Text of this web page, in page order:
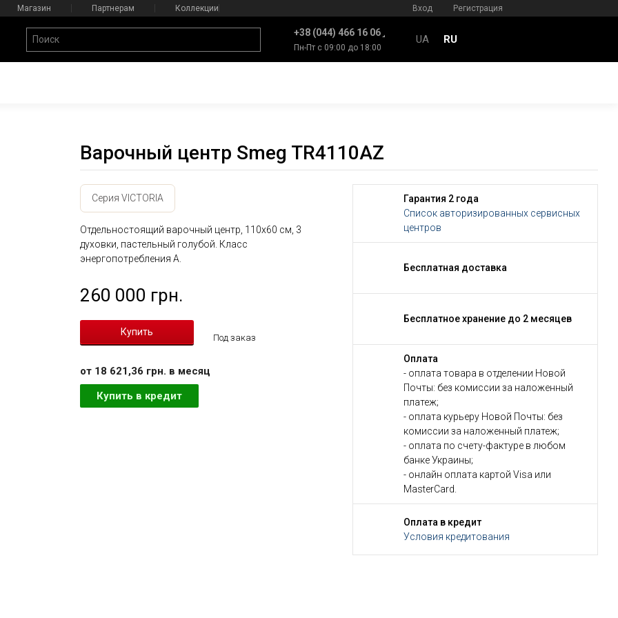
Магазин Партнерам Коллекции Вход Регистрация
+38 (044) 466 16 06
Пн-Пт с 09:00 до 18:00
UA RU
Варочный центр Smeg TR4110AZ
Серия VICTORIA
Отдельностоящий варочный центр, 110х60 см, 3
духовки, пастельный голубой. Класс
энергопотребления А.
260 000 грн.
Под заказ
от 18 621,36 грн. в месяц
Купить в кредит
Гарантия 2 года
Список авторизированных сервисных
центров
Бесплатная доставка
Бесплатное хранение до 2 месяцев
Оплата
- оплата товара в отделении Новой
Почты: без комиссии за наложенный
платеж;
- оплата курьеру Новой Почты: без
комиссии за наложенный платеж;
- оплата по счету-фактуре в любом
банке Украины;
- онлайн оплата картой Visa или
MasterCard.
Оплата в кредит
Условия кредитования